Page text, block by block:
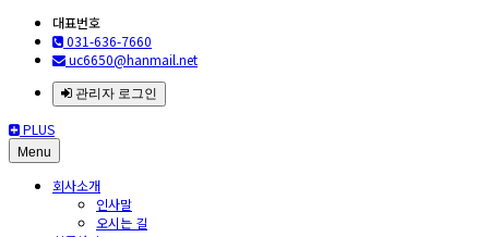
대표번호
031-636-7660
uc6650@hanmail.net
관리자 로그인
PLUS
Menu
회사소개
인사말
오시는 길